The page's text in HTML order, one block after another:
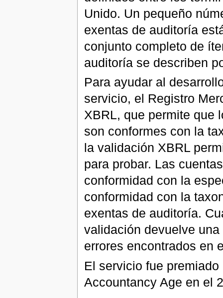
Unido. Un pequeño
exentas de auditoría
conjunto completo de
auditoría se describen
Para ayudar al
servicio, el Registro
XBRL, que permite que
son conformes con la
la validación XBRL
para probar. Las
conformidad con la
conformidad con la
exentas de auditoría.
validación devuelve una
errores encontrados en
El servicio fue
Accountancy Age en el